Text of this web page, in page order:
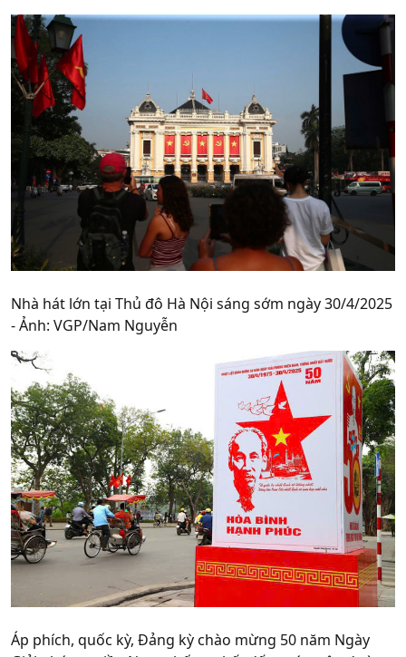
Nhà hát lớn tại Thủ đô Hà Nội sáng sớm ngày 30/4/2025
- Ảnh: VGP/Nam Nguyễn
Áp phích, quốc kỳ, Đảng kỳ chào mừng 50 năm Ngày